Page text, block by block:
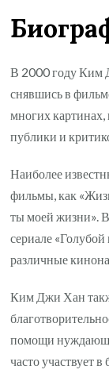
В 2000 году Ким
снявшись в
многих
публики и
Наиболее
фильмы, как
ты моей жизни».
сериале
различные
Ким Джи Хан
помощи
часто участвует